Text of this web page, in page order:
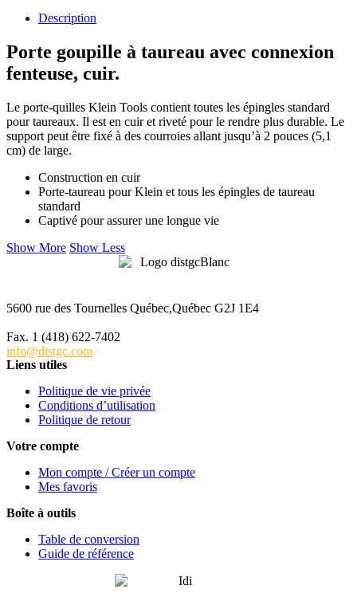
Description
Porte goupille à taureau avec connexion
fenteuse, cuir.
Le porte-quilles Klein Tools contient toutes les épingles standard
pour taureaux. Il est en cuir et riveté pour le rendre plus durable. Le
support peut être fixé à des courroies allant jusqu’à 2 pouces (5,1
cm) de large.
Construction en cuir
Porte-taureau pour Klein et tous les épingles de taureau
standard
Captivé pour assurer une longue vie
Show More Show Less
5600 rue des Tournelles Québec,Québec G2J 1E4
Fax. 1 (418) 622-7402
info@distgc.com
Liens utiles
Politique de vie privée
Conditions d’utilisation
Politique de retour
Votre compte
Mon compte / Créer un compte
Mes favoris
Boîte à outils
Table de conversion
Guide de référence